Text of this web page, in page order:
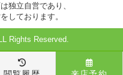
独立自営であり、
しております。
Rights Reserved.